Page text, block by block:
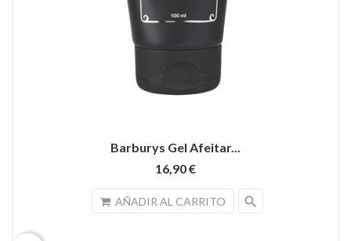
Barburys Gel Afeitar...
16,90 €
AÑADIR AL CARRITO search